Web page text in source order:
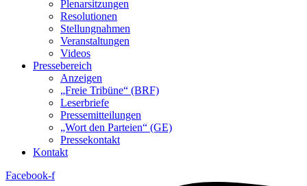
Plenarsitzungen
Resolutionen
Stellungnahmen
Veranstaltungen
Videos
Pressebereich
Anzeigen
„Freie Tribüne“ (BRF)
Leserbriefe
Pressemitteilungen
„Wort den Parteien“ (GE)
Pressekontakt
Kontakt
Facebook-f